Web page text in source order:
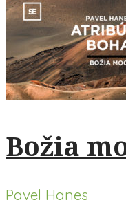
Božia
Pavel Hanes